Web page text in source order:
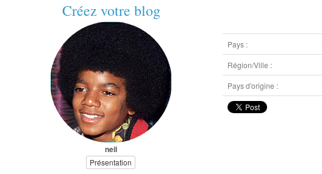
Créez votre blog
neil
Présentation
Pays :
Région/Ville :
Pays d'origine :